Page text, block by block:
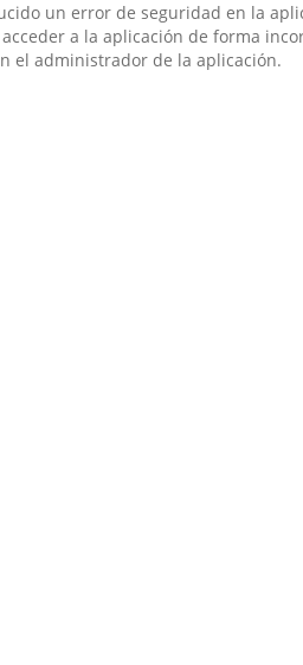
un error de seguridad en la
a la aplicación de forma
el administrador de la aplicación.